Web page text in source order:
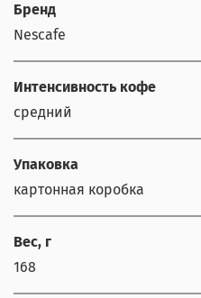
Бренд
Nescafe
Интенсивность кофе
средний
Упаковка
картонная коробка
Вес, г
168